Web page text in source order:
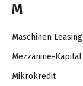
M
Maschinen Leasing
Mezzanine-Kapital
Mikrokredit